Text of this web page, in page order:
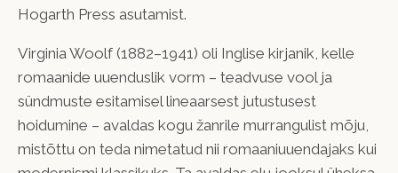
Hogarth Press asutamist.
Virginia Woolf (1882–1941) oli Inglise kirjanik, kelle
romaanide uuenduslik vorm – teadvuse vool ja
sündmuste esitamisel lineaarsest jutustusest
hoidumine – avaldas kogu žanrile murrangulist mõju,
mistõttu on teda nimetatud nii romaaniuuendajaks kui